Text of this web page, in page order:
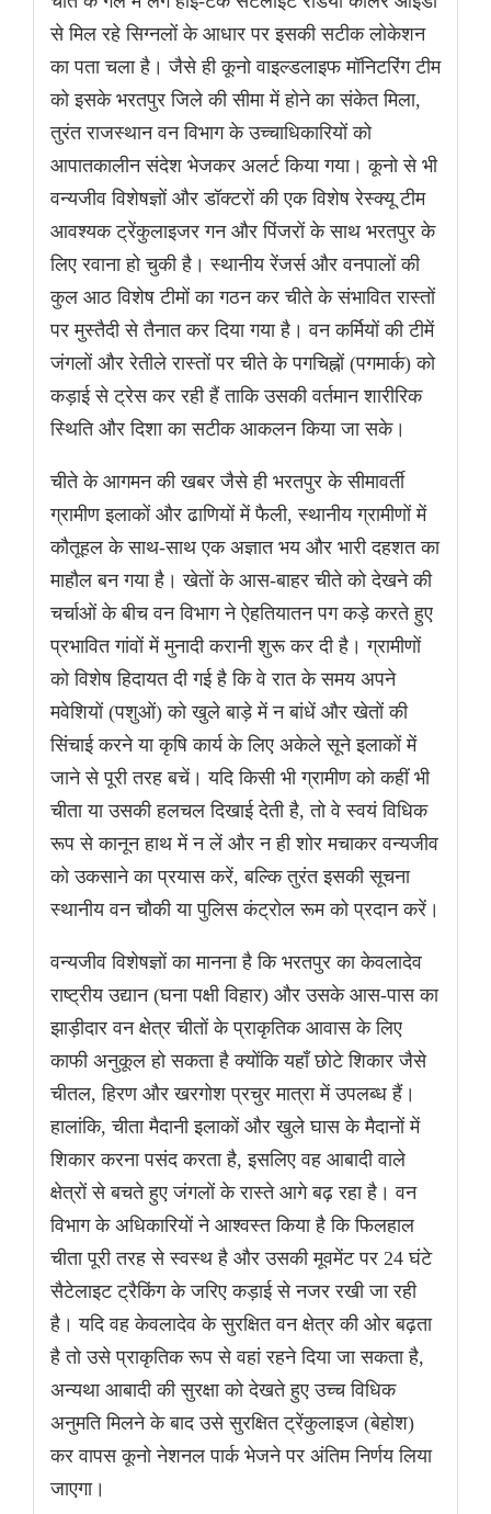
से मिल रहे सिग्नलों के आधार पर इसकी सटीक लोकेशन
का पता चला है। जैसे ही कूनो वाइल्डलाइफ मॉनिटरिंग टीम
को इसके भरतपुर जिले की सीमा में होने का संकेत मिला,
तुरंत राजस्थान वन विभाग के उच्चाधिकारियों को
आपातकालीन संदेश भेजकर अलर्ट किया गया। कूनो से भी
वन्यजीव विशेषज्ञों और डॉक्टरों की एक विशेष रेस्क्यू टीम
आवश्यक ट्रेंकुलाइजर गन और पिंजरों के साथ भरतपुर के
लिए रवाना हो चुकी है। स्थानीय रेंजर्स और वनपालों की
कुल आठ विशेष टीमों का गठन कर चीते के संभावित रास्तों
पर मुस्तैदी से तैनात कर दिया गया है। वन कर्मियों की टीमें
जंगलों और रेतीले रास्तों पर चीते के पगचिह्नों (पगमार्क) को
कड़ाई से ट्रेस कर रही हैं ताकि उसकी वर्तमान शारीरिक
स्थिति और दिशा का सटीक आकलन किया जा सके।
चीते के आगमन की खबर जैसे ही भरतपुर के सीमावर्ती
ग्रामीण इलाकों और ढाणियों में फैली, स्थानीय ग्रामीणों में
कौतूहल के साथ-साथ एक अज्ञात भय और भारी दहशत का
माहौल बन गया है। खेतों के आस-बाहर चीते को देखने की
चर्चाओं के बीच वन विभाग ने ऐहतियातन पग कड़े करते हुए
प्रभावित गांवों में मुनादी करानी शुरू कर दी है। ग्रामीणों
को विशेष हिदायत दी गई है कि वे रात के समय अपने
मवेशियों (पशुओं) को खुले बाड़े में न बांधें और खेतों की
सिंचाई करने या कृषि कार्य के लिए अकेले सूने इलाकों में
जाने से पूरी तरह बचें। यदि किसी भी ग्रामीण को कहीं भी
चीता या उसकी हलचल दिखाई देती है, तो वे स्वयं विधिक
रूप से कानून हाथ में न लें और न ही शोर मचाकर वन्यजीव
को उकसाने का प्रयास करें, बल्कि तुरंत इसकी सूचना
स्थानीय वन चौकी या पुलिस कंट्रोल रूम को प्रदान करें।
वन्यजीव विशेषज्ञों का मानना है कि भरतपुर का केवलादेव
राष्ट्रीय उद्यान (घना पक्षी विहार) और उसके आस-पास का
झाड़ीदार वन क्षेत्र चीतों के प्राकृतिक आवास के लिए
काफी अनुकूल हो सकता है क्योंकि यहाँ छोटे शिकार जैसे
चीतल, हिरण और खरगोश प्रचुर मात्रा में उपलब्ध हैं।
हालांकि, चीता मैदानी इलाकों और खुले घास के मैदानों में
शिकार करना पसंद करता है, इसलिए वह आबादी वाले
क्षेत्रों से बचते हुए जंगलों के रास्ते आगे बढ़ रहा है। वन
विभाग के अधिकारियों ने आश्वस्त किया है कि फिलहाल
चीता पूरी तरह से स्वस्थ है और उसकी मूवमेंट पर 24 घंटे
सैटेलाइट ट्रैकिंग के जरिए कड़ाई से नजर रखी जा रही
है। यदि वह केवलादेव के सुरक्षित वन क्षेत्र की ओर बढ़ता
है तो उसे प्राकृतिक रूप से वहां रहने दिया जा सकता है,
अन्यथा आबादी की सुरक्षा को देखते हुए उच्च विधिक
अनुमति मिलने के बाद उसे सुरक्षित ट्रेंकुलाइज (बेहोश)
कर वापस कूनो नेशनल पार्क भेजने पर अंतिम निर्णय लिया
जाएगा।